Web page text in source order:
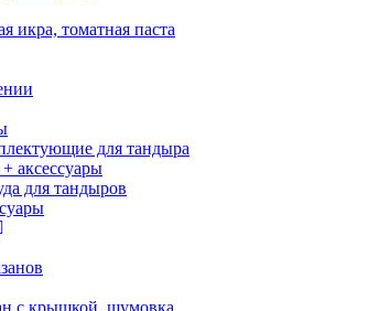
икра, томатная паста
для тандыра
аксессуары
для тандыров
с крышкой, шумовка